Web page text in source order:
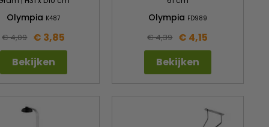
Olympia K487
€ 4,09 € 3,85
Bekijken
Olympia FD989
€ 4,39 € 4,15
Bekijken